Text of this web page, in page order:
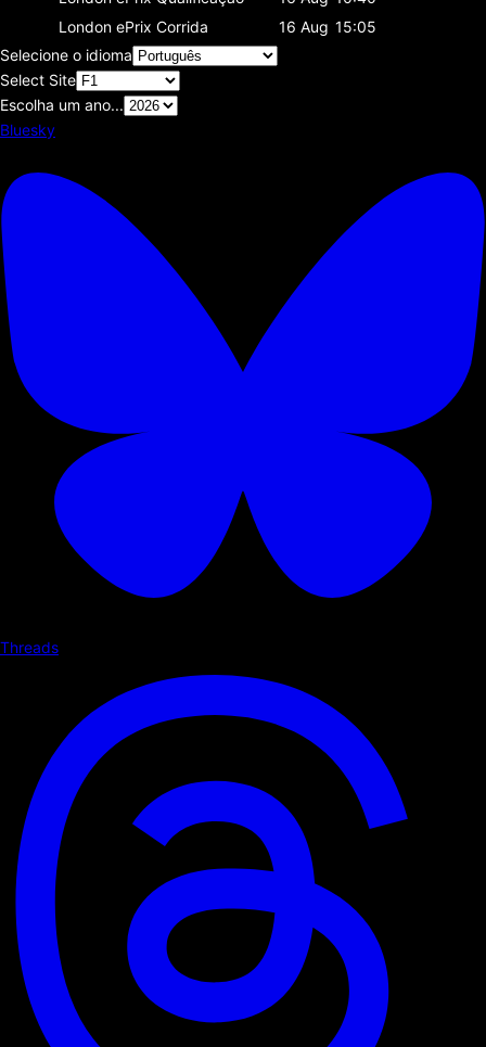
London ePrix Corrida 16 Aug 15:05
Selecione o idioma
Select Site
Escolha um ano...
Bluesky
Threads